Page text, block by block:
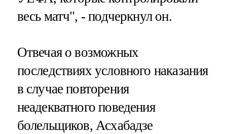
весь матч", - подчеркнул он.
Отвечая о возможных
последствиях условного наказания
в случае повторения
неадекватного поведения
болельщиков, Асхабадзе